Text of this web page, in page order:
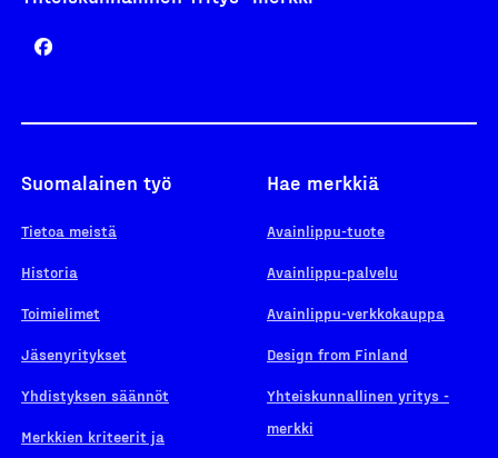
Suomalainen työ
Tietoa meistä
Historia
Toimielimet
Jäsenyritykset
Yhdistyksen säännöt
Merkkien kriteerit ja
Hae merkkiä
Avainlippu-tuote
Avainlippu-palvelu
Avainlippu-verkkokauppa
Design from Finland
Yhteiskunnallinen yritys -
merkki